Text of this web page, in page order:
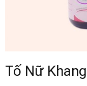
Tố Nữ Khang